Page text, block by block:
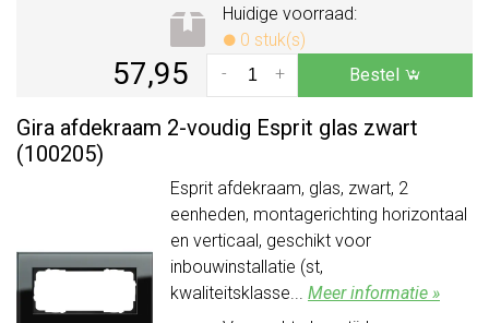
Huidige voorraad:
0 stuk(s)
57,95 +
- Bestel
Gira afdekraam 2-voudig Esprit glas zwart
(100205)
Esprit afdekraam, glas, zwart, 2
eenheden, montagerichting horizontaal
en verticaal, geschikt voor
inbouwinstallatie (st,
kwaliteitsklasse... Meer informatie »